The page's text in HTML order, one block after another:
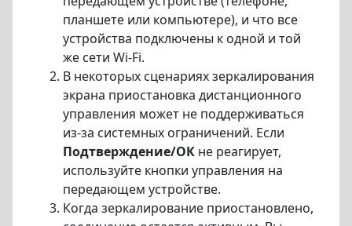
планшете или компьютере), и что все
устройства подключены к одной и той
же сети Wi-Fi.
В некоторых сценариях зеркалирования
экрана приостановка дистанционного
управления может не поддерживаться
из-за системных ограничений. Если
Подтверждение/ОК не реагирует,
используйте кнопки управления на
передающем устройстве.
Когда зеркалирование приостановлено,